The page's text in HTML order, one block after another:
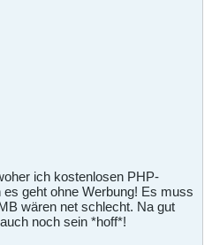
ich kostenlosen PHP-
geht ohne Werbung! Es muss
wären net schlecht. Na gut
noch sein *hoff*!